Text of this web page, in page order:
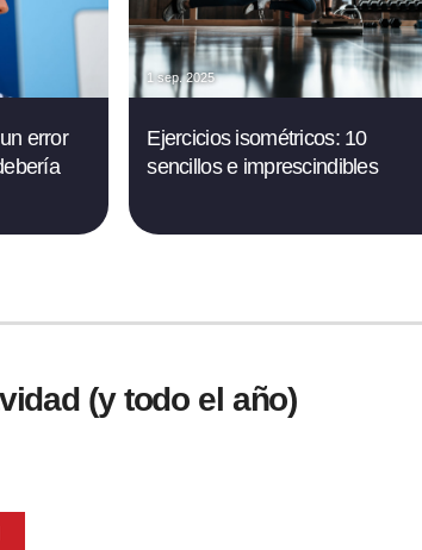
error
1 sep. 2025
Ejercicios isométricos: 10
sencillos e imprescindibles
(y todo el año)